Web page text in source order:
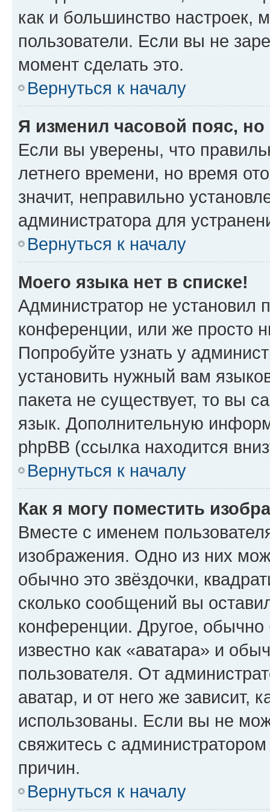
как и большинство настроек,
пользователи. Если вы не
момент сделать это.
Вернуться к началу
Я изменил часовой пояс,
Если вы уверены, что
летнего времени, но время
значит, неправильно
администратора для
Вернуться к началу
Моего языка нет в списке!
Администратор не установил
конференции, или же просто
Попробуйте узнать у
установить нужный вам
пакета не существует, то вы
язык. Дополнительную
phpBB (ссылка находится
Вернуться к началу
Как я могу поместить
Вместе с именем
изображения. Одно из них
обычно это звёздочки,
сколько сообщений вы
конференции. Другое,
известно как «аватара» и
пользователя. От
аватар, и от него же зависит,
использованы. Если вы не
свяжитесь с
причин.
Вернуться к началу